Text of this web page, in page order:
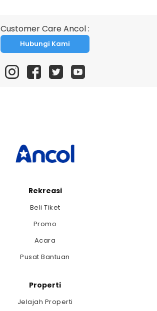
Customer Care Ancol :
Hubungi Kami
Rekreasi
Beli Tiket
Promo
Acara
Pusat Bantuan
Properti
Jelajah Properti